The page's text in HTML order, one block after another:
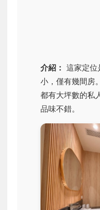
介紹： 這家定位
小，僅有幾間房
都有大坪數的私
品味不錯。